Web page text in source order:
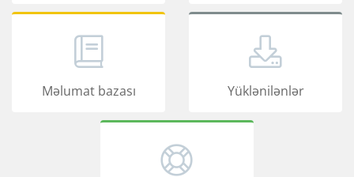
Məlumat bazası Yüklənilənlər